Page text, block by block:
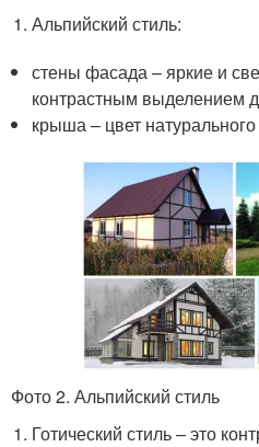
Альпийский стиль:
стены фасада – яркие и
контрастным выделением
крыша – цвет
Фото 2. Альпийский стиль
Готический стиль – это